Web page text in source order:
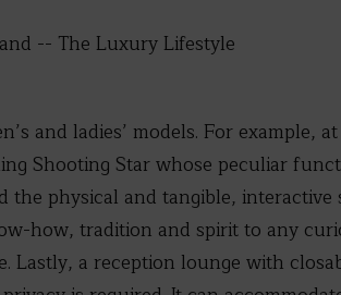
and ladies’ models. For example,
Shooting Star whose peculiar
the physical and tangible,
how, tradition and spirit to any
a reception lounge with